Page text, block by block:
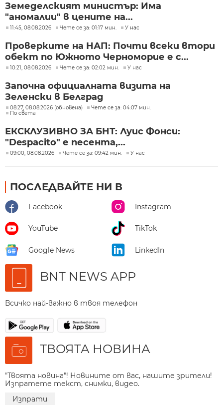
Земеделският министър: Има
"аномалии" в цените на...
11:45, 08.08.2026 Чете се за: 01:17 мин. У нас
Проверките на НАП: Почти всеки втори
обект по Южното Черноморие е с...
10:21, 08.08.2026 Чете се за: 02:02 мин. У нас
Започна официалната визита на
Зеленски в Белград
08:27, 08.08.2026 (обновена)
Чете се за: 04:07 мин.
По света
ЕКСКЛУЗИВНО ЗА БНТ: Луис Фонси:
"Despacito" е песента,...
09:00, 08.08.2026 Чете се за: 09:42 мин. У нас
ПОСЛЕДВАЙТЕ НИ В
Facebook Instagram
YouTube TikTok
Google News LinkedIn
BNT NEWS APP
Всичко най-важно в твоя телефон
ТВОЯТА НОВИНА
"Твоята новина"! Новините от вас, нашите зрители!
Изпратете текст, снимки, видео.
Изпрати